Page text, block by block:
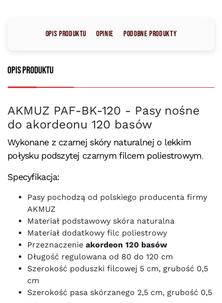
Opis produktu Opinie Podobne produkty
Opis produktu
AKMUZ PAF-BK-120 - Pasy nośne
do akordeonu 120 basów
Wykonane z czarnej skóry naturalnej o lekkim
połysku podszytej czarnym filcem poliestrowym.
Specyfikacja:
Pasy pochodzą od polskiego producenta firmy
AKMUZ
Materiał podstawowy skóra naturalna
Materiał dodatkowy filc poliestrowy
Przeznaczenie akordeon 120 basów
Długość regulowana od 80 do 120 cm
Szerokość poduszki filcowej 5 cm, grubość 0,5
cm
Szerokość pasa skórzanego 2,5 cm, grubość 0,5